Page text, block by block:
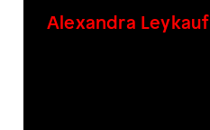
Alexandra Leykauf